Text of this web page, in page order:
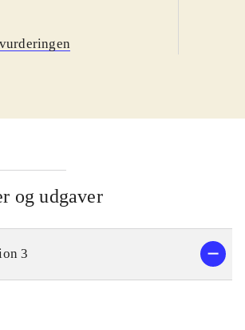
sig ud på en
Ni no Kuni. På
karakterer, og flere af
allierede. De
når han udforsker
og lærer ham
som vil gøre ham
konfrontere hans
og udgaver
3